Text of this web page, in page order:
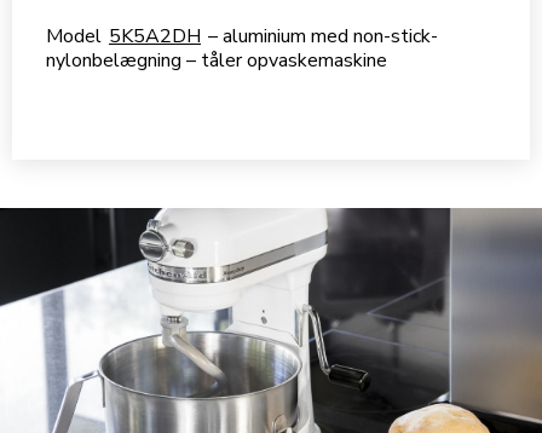
Model 5K5A2DH – aluminium med non-stick-
nylonbelægning – tåler opvaskemaskine